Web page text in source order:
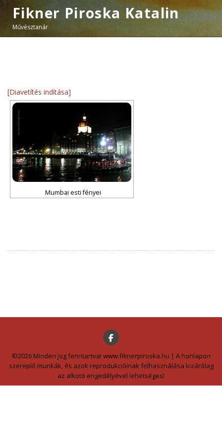
Fikner Piroska Katalin
Művésztanár
[Diavetítés indítása]
Mumbai esti fényei
©2026 Minden jog fenntartva! www.fiknerpiroska.hu | A honlapon
szereplő munkák, és azok reprodukcióinak felhasználása kizárólag
az alkotó engedélyével lehetséges!